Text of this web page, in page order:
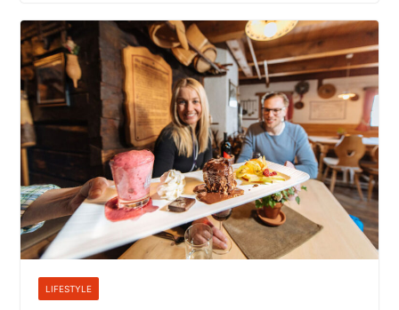
LIFESTYLE